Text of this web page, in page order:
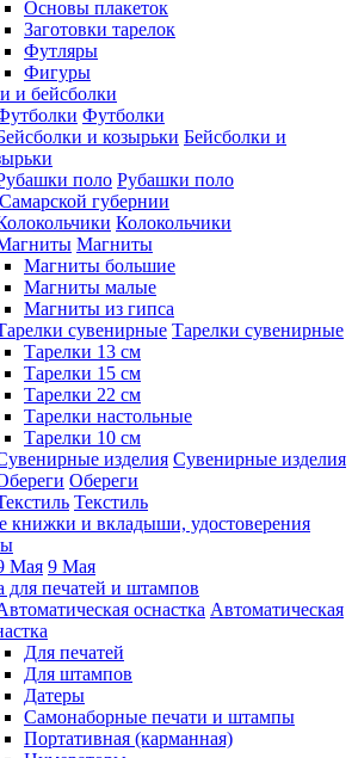
Основы плакеток
Заготовки тарелок
Футляры
Фигуры
и бейсболки
Футболки
Бейсболки и
Рубашки поло
губернии
Колокольчики
Магниты
Магниты большие
Магниты малые
Магниты из гипса
Тарелки сувенирные
Тарелки 13 см
Тарелки 15 см
Тарелки 22 см
Тарелки настольные
Тарелки 10 см
Сувенирные изделия
Обереги
Текстиль
книжки и вкладыши, удостоверения
9 Мая
для печатей и штампов
Автоматическая
Для печатей
Для штампов
Датеры
Самонаборные печати и штампы
Портативная (карманная)